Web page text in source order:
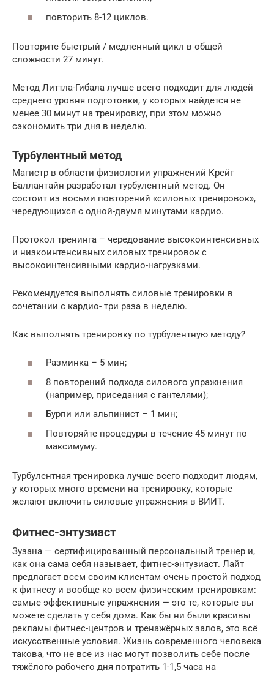
повторить 8-12 циклов.
Повторите быстрый / медленный цикл в общей
сложности 27 минут.
Метод Литтла-Гибала лучше всего подходит для людей
среднего уровня подготовки, у которых найдется не
менее 30 минут на тренировку, при этом можно
сэкономить три дня в неделю.
Турбулентный метод
Магистр в области физиологии упражнений Крейг
Баллантайн разработал турбулентный метод. Он
состоит из восьми повторений «силовых тренировок»,
чередующихся с одной-двумя минутами кардио.
Протокол тренинга – чередование высокоинтенсивных
и низкоинтенсивных силовых тренировок с
высокоинтенсивными кардио-нагрузками.
Рекомендуется выполнять силовые тренировки в
сочетании с кардио- три раза в неделю.
Как выполнять тренировку по турбулентную методу?
Разминка – 5 мин;
8 повторений подхода силового упражнения
(например, приседания с гантелями);
Бурпи или альпинист – 1 мин;
Повторяйте процедуры в течение 45 минут по
максимуму.
Турбулентная тренировка лучше всего подходит людям,
у которых много времени на тренировку, которые
желают включить силовые упражнения в ВИИТ.
Фитнес-энтузиаст
Зузана — сертифицированный персональный тренер и,
как она сама себя называет, фитнес-энтузиаст. Лайт
предлагает всем своим клиентам очень простой подход
к фитнесу и вообще ко всем физическим тренировкам:
самые эффективные упражнения — это те, которые вы
можете сделать у себя дома. Как бы ни были красивы
рекламы фитнес-центров и тренажёрных залов, это всё
искусственные условия. Жизнь современного человека
такова, что не все из нас могут позволить себе после
тяжёлого рабочего дня потратить 1-1,5 часа на